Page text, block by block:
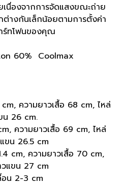
นื่องจากการจัดแสงขณะถ่าย
างกันเล็กน้อยตามการตั้งค่า
ร์ทโฟนของคุณ
60% Coolmax
ความยาวเสื้อ 68 cm, ไหล่
น 26 cm.
ความยาวเสื้อ 69 cm, ไหล่
ขน 26.5 cm
cm, ความยาวเสื้อ 70 cm,
แขน 27 cm
อน 2-3 cm